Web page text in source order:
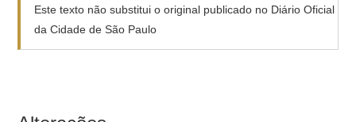
Este texto não substitui o original publicado no Diário Oficial
da Cidade de São Paulo